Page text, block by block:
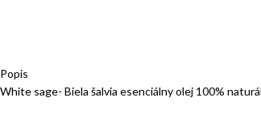
Popis
White sage- Biela šalvia esenciálny olej 100%